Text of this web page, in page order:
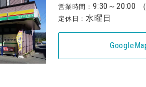
営業時間： 9:30 ～20:00
定休日：水曜日